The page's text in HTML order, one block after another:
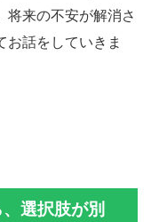
将来の不安が解消さ
お話をしていきま
選択肢が別